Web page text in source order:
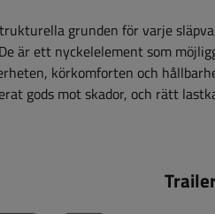
grunden för varje
är ett nyckelelement som
körkomforten och
gods mot skador, och rätt